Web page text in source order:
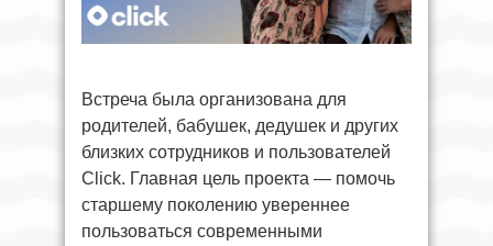
Встреча была организована для
родителей, бабушек, дедушек и других
близких сотрудников и пользователей
Click. Главная цель проекта — помочь
старшему поколению увереннее
пользоваться современными